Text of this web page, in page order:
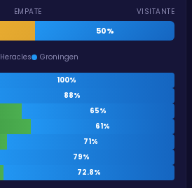
EMPATE VISITANTE
50%
Heracles Groningen
100%
88%
65%
61%
71%
79%
72.8%